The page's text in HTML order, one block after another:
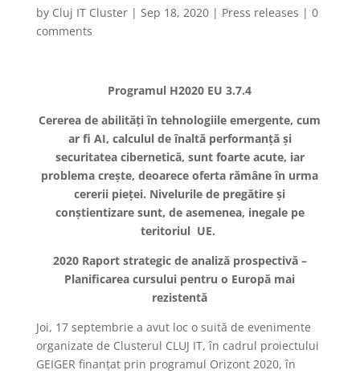
by Cluj IT Cluster| Sep 18, 2020| Press releases | 0
comments
Programul H2020 EU 3.7.4
Cererea de abilități în tehnologiile emergente, cum
ar fi AI, calculul de înaltă performanță și
securitatea cibernetică, sunt foarte acute, iar
problema crește, deoarece oferta rămâne în urma
cererii pieței. Nivelurile de pregătire și
conștientizare sunt, de asemenea, inegale pe
teritoriul UE.
2020 Raport strategic de analiză prospectivă –
Planificarea cursului pentru o Europă mai
rezistentă
Joi, 17 septembrie a avut loc o suită de evenimente
organizate de Clusterul CLUJ IT, în cadrul proiectului
GEIGER finanțat prin programul Orizont 2020, în